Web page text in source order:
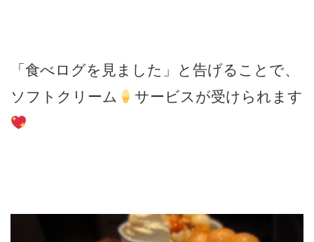
「食べログを見ました」と告げることで、
ソフトクリーム
サービスが受けられます